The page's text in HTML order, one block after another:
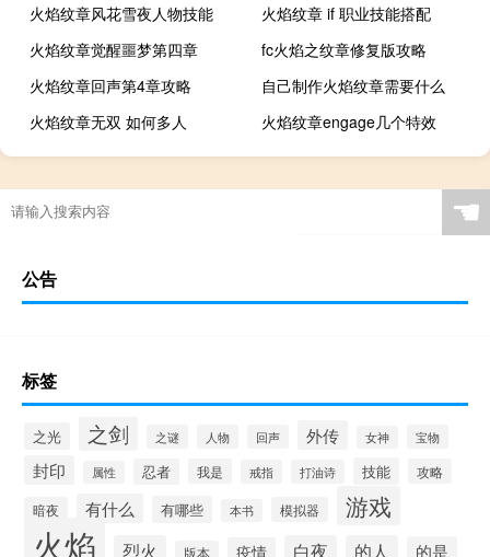
火焰纹章风花雪夜人物技能
火焰纹章 if 职业技能搭配
火焰纹章觉醒噩梦第四章
fc火焰之纹章修复版攻略
火焰纹章回声第4章攻略
自己制作火焰纹章需要什么
火焰纹章无双 如何多人
火焰纹章engage几个特效
☚
公告
标签
之光 之剑 之谜 人物 回声 外传 女神 宝物
封印 属性 忍者 我是 戒指 打油诗 技能 攻略
暗夜 有什么 有哪些 本书 模拟器 游戏
火焰 烈火 版本 疫情 白夜 的人 的是